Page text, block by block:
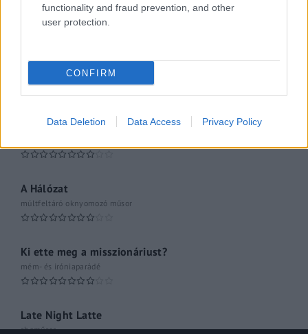
functionality and fraud prevention, and other
user protection.
CONFIRM
Data Deletion Data Access Privacy Policy
Pesti riporter
A riporter
A Hálózat
múltfeltáró oknyomozó műsor
Ki ette meg a misszionáriust?
mém- és iróniaparádé
Late Night Latte
shoműsor